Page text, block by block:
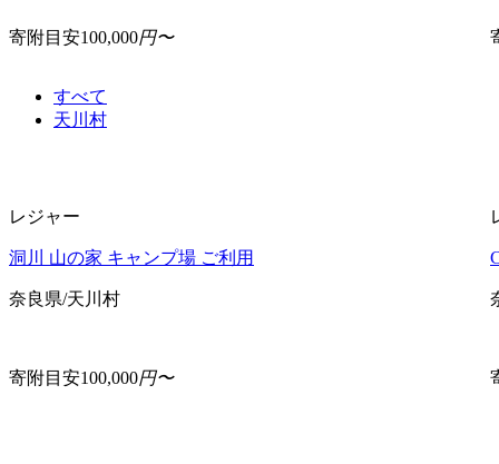
寄附目安100,000円〜
すべて
天川村
レジャー
洞川 山の家 キャンプ場 ご利用
奈良県/天川村
寄附目安100,000円〜